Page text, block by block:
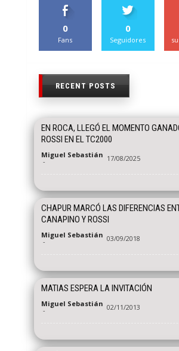
0
Fans
0
Seguidores
RECENT POSTS
EN ROCA, LLEGÓ EL MOMENTO
ROSSI EN EL TC2000
Miguel Sebastián
- 17/08/2025
CHAPUR MARCÓ LAS DIFERENCIAS
CANAPINO Y ROSSI
Miguel Sebastián
- 03/09/2018
MATIAS ESPERA LA INVITACIÓN
Miguel Sebastián
- 02/11/2013